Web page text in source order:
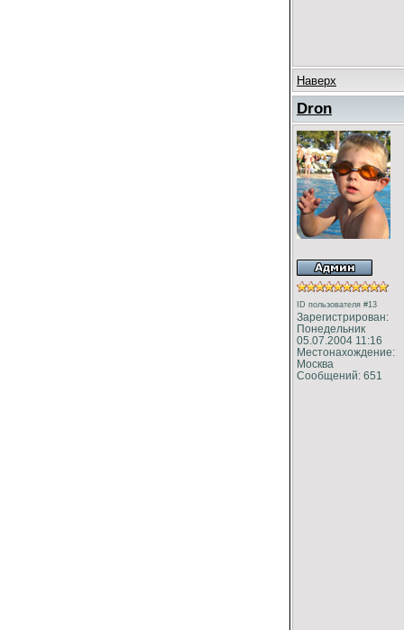
Наверх
Dron
ID пользователя #13
Зарегистрирован:
Понедельник
05.07.2004 11:16
Местонахождение:
Москва
Сообщений: 651